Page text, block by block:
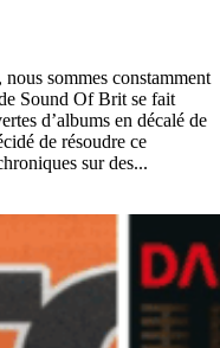
sommes constamment
Sound Of Brit se fait
d’albums en décalé de
de résoudre ce
sur des...